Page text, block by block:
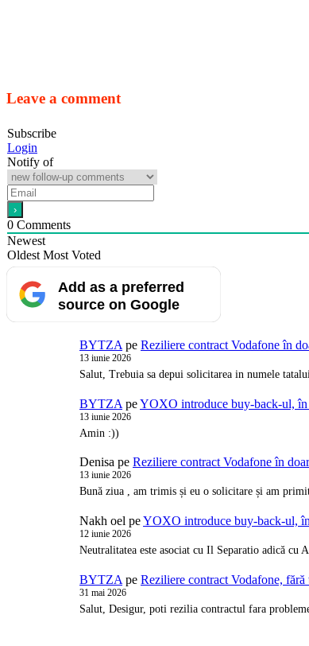
Leave a comment
Subscribe
Login
Notify of
0 Comments
Newest
Oldest Most Voted
Add as a preferred
source on Google
BYTZA pe Reziliere contract Vodafone în
13 iunie 2026
Salut, Trebuia sa depui solicitarea in numele
BYTZA peYOXO introduce buy-back-ul, în
13 iunie 2026
Amin :))
Denisa pe Reziliere contract Vodafone în
13 iunie 2026
Bună ziua , am trimis și eu o solicitare și am
Nakh oel peYOXO introduce buy-back-ul,
12 iunie 2026
Neutralitatea este asociat cu Il Separatio adică
BYTZA pe Reziliere contract Vodafone, fără
31 mai 2026
Salut, Desigur, poti rezilia contractul fara